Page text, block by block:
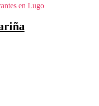
en Lugo